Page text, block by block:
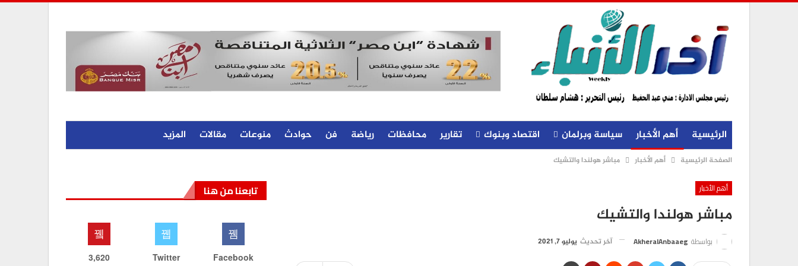
الرئيسية أهم الأخبار سياسة وبرلمان اقتصاد وبنوك تقارير محافظات رياضة فن حوادث منوعات مقالات المزيد
الصفحة الرئيسية أهم الأخبار مباشر هولندا والتشيك
أهم الأخبار
مباشر هولندا والتشيك
بواسطة AkheralAnbaaeg آخر تحديث يوليو 7, 2021
تابعنا من هنا
Facebook
Twitter
3,620